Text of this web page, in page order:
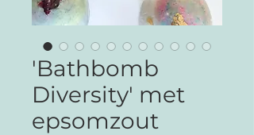
'Bathbomb
Diversity' met
epsomzout